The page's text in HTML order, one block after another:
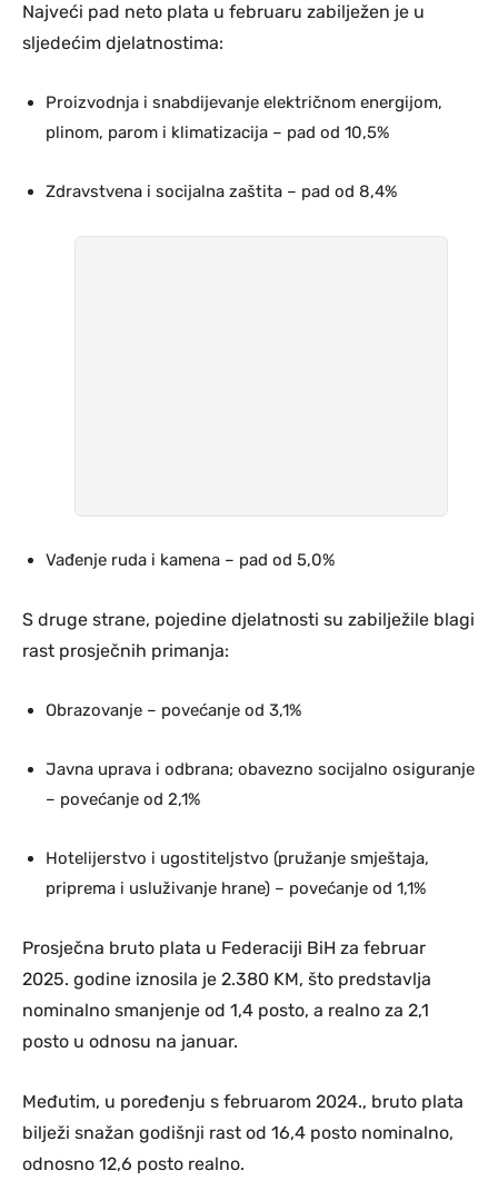
Najveći pad neto plata u februaru zabilježen je u
sljedećim djelatnostima:
Proizvodnja i snabdijevanje električnom energijom,
plinom, parom i klimatizacija – pad od 10,5%
Zdravstvena i socijalna zaštita – pad od 8,4%
Vađenje ruda i kamena – pad od 5,0%
S druge strane, pojedine djelatnosti su zabilježile blagi
rast prosječnih primanja:
Obrazovanje – povećanje od 3,1%
Javna uprava i odbrana; obavezno socijalno osiguranje
– povećanje od 2,1%
Hotelijerstvo i ugostiteljstvo (pružanje smještaja,
priprema i usluživanje hrane) – povećanje od 1,1%
Prosječna bruto plata u Federaciji BiH za februar
2025. godine iznosila je 2.380 KM, što predstavlja
nominalno smanjenje od 1,4 posto, a realno za 2,1
posto u odnosu na januar.
Međutim, u poređenju s februarom 2024., bruto plata
bilježi snažan godišnji rast od 16,4 posto nominalno,
odnosno 12,6 posto realno.